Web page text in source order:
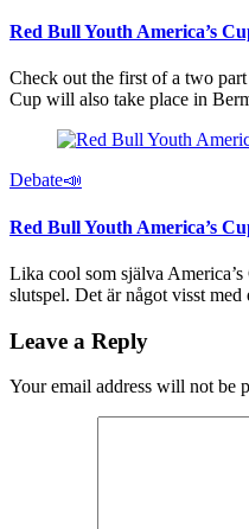
Red Bull Youth America’s
Check out the first of a two
Cup will also take place in
Debate📣
Red Bull Youth America’s
Lika cool som själva
slutspel. Det är något visst
Leave a Reply
Your email address will not be